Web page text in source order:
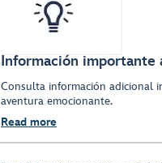
Información importante
Consulta información adicional
aventura emocionante.
Read more